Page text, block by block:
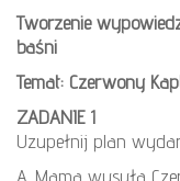
Tworzenie
baśni
Temat: Czerwony
ZADANIE 1
Uzupełnij plan
A. Mama wysyła